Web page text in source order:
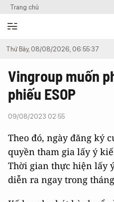
Trang chủ
Thứ Bảy, 08/08/2026, 06:55:37
Vingroup muốn
phiếu ESOP
09/08/2023 02:55
Theo đó, ngày đăng ký
quyền tham gia lấy ý
Thời gian thực hiện lấy
diễn ra ngay trong